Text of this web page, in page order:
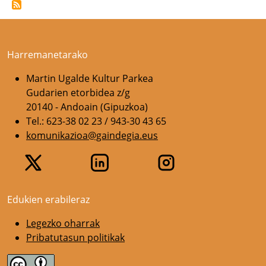
Harremanetarako
Martin Ugalde Kultur Parkea
Gudarien etorbidea z/g
20140 - Andoain (Gipuzkoa)
Tel.: 623-38 02 23 / 943-30 43 65
komunikazioa@gaindegia.eus
Edukien erabileraz
Legezko oharrak
Pribatutasun politikak